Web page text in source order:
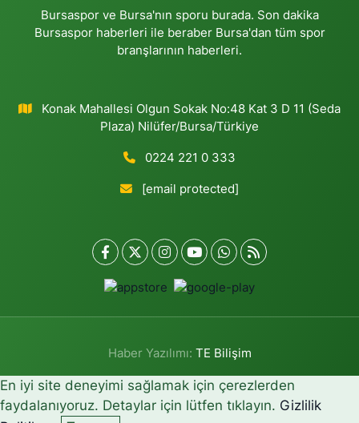
Bursaspor ve Bursa'nın sporu burada. Son dakika
Bursaspor haberleri ile beraber Bursa'dan tüm spor
branşlarının haberleri.
Konak Mahallesi Olgun Sokak No:48 Kat 3 D 11 (Seda
Plaza) Nilüfer/Bursa/Türkiye
0224 221 0 333
[email protected]
Haber Yazılımı: TE Bilişim
En iyi site deneyimi sağlamak için çerezlerden
faydalanıyoruz. Detaylar için lütfen tıklayın. Gizlilik